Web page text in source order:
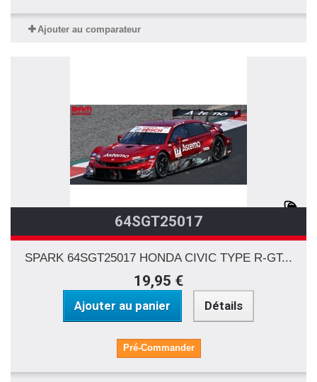
Ajouter au comparateur
64SGT25017
SPARK 64SGT25017 HONDA CIVIC TYPE R-GT...
19,95 €
Ajouter au panier Détails
Pré-Commander